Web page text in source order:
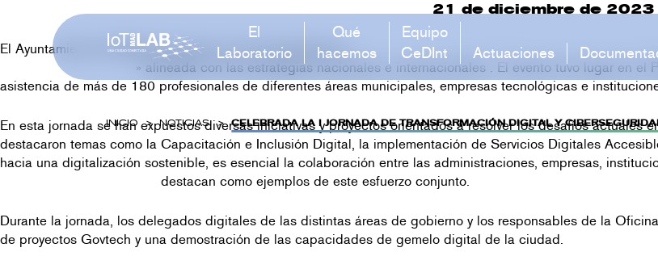
content
El
Laboratorio
Qué
hacemos
Equipo
CeDInt
Actuaciones
INICIO NOTICIAS CELEBRADA LA I JORNADA DE TRANSFORMACIÓN DIGITAL Y
21 de diciembre de 2023
El Ayuntamiento de Madrid organizó el 15 de diciembre laPrimera Jornada de Transformación Digital y
Madrid, Capital Digital » alineada con las estrategias nacionales e internacionales . El evento tuvo lugar en
asistencia de más de 180 profesionales de diferentes áreas municipales, empresas tecnológicas e
En esta jornada se han expuestos diversas iniciativas y proyectos orientados a resolver los desafíos
destacaron temas como la Capacitación e Inclusión Digital, la implementación de Servicios Digitales
hacia una digitalización sostenible, es esencial la colaboración entre las administraciones, empresas,
destacan como ejemplos de este esfuerzo conjunto.
Durante la jornada, los delegados digitales de las distintas áreas de gobierno y los responsables de la
de proyectos Govtech y una demostración de las capacidades de gemelo digital de la ciudad.